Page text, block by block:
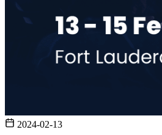
2024-02-13